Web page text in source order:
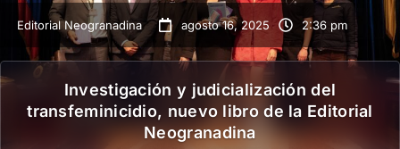
Editorial Neogranadina agosto 16, 2025 2:36 pm
Investigación y judicialización del
transfeminicidio, nuevo libro de la Editorial
Neogranadina